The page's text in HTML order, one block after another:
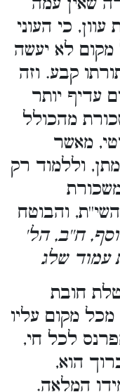
כי העוני
מקום לא יעשה
קבע. וזה
עדיף יותר
מהכולל
מאשר
וללמוד רק
והבוטח
ח''ב, הל'
עמוד שלג
חובת
מקום עליו
לכל חי,
הוא,
המלאה.